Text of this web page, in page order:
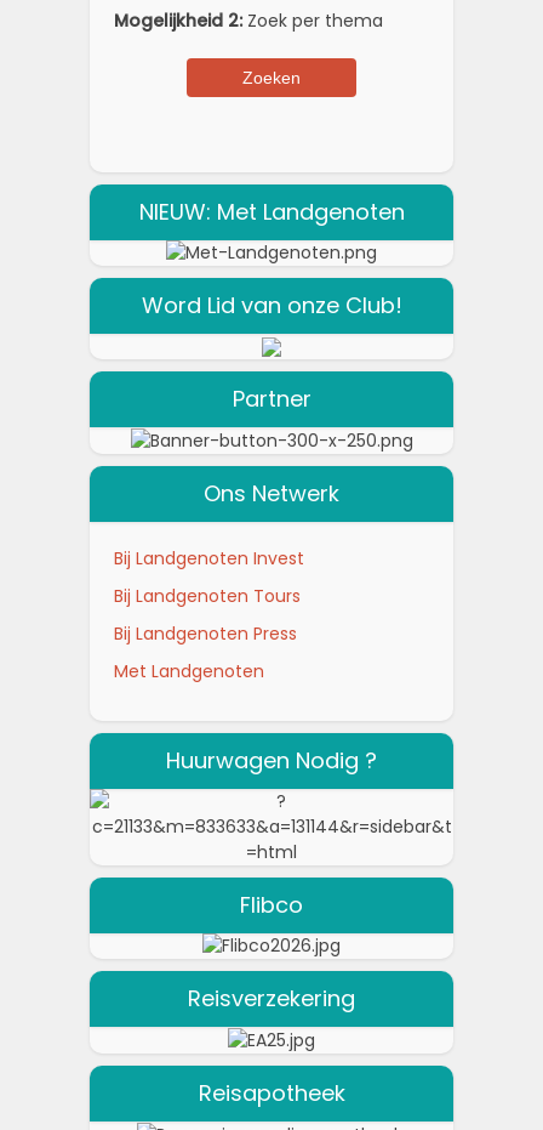
Mogelijkheid 2:Zoek per thema
NIEUW: Met Landgenoten
Word Lid van onze Club!
Partner
Ons Netwerk
Bij Landgenoten Invest
Bij Landgenoten Tours
Bij Landgenoten Press
Met Landgenoten
Huurwagen Nodig ?
Flibco
Reisverzekering
Reisapotheek